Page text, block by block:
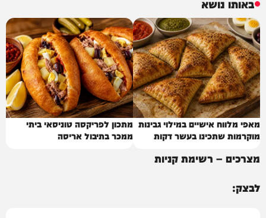
מאפי מלווח אישיים במילוי גבינות
מוקרמות שתכינו בעשר דקות
מתכון לפריקסה טוניסאי ביתי
ממכר בתיבול אריסה
מצרכים – רשימת קניות
לבצק: